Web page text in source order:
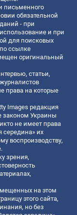
письменного
обязательной
- при
и при
для поисковых
ссылке
оригинальный
статьи,
права на которые
Images редакция
Украины
не имеет права
середина» их
воспроизводству,
зрения,
на этом
этого сайта,
но без